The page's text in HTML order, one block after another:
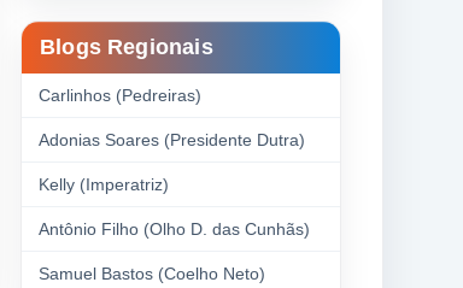
Blogs Regionais
Carlinhos (Pedreiras)
Adonias Soares (Presidente Dutra)
Kelly (Imperatriz)
Antônio Filho (Olho D. das Cunhãs)
Samuel Bastos (Coelho Neto)